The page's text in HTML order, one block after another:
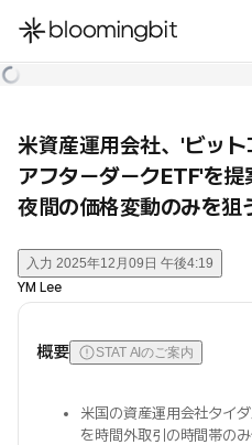
한국어
米資産運用会社、'ビット
アフターダークETF'を
夜間の価格変動のみを狙
入力 2025年12月09日 午後4:19
YM Lee
概要 STAT AIのご案内
米国の資産運用会社タイ
を時間外取引の時間帯の